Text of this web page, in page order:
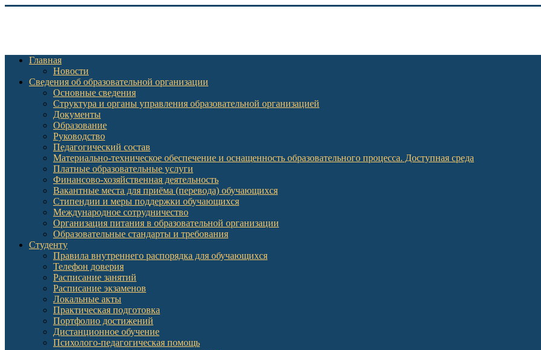
Главная
Новости
Сведения об образовательной организации
Основные сведения
Структура и органы управления образовательной организацией
Документы
Образование
Руководство
Педагогический состав
Материально-техническое обеспечение и оснащенность образовательного процесса. Доступная среда
Платные образовательные услуги
Финансово-хозяйственная деятельность
Вакантные места для приёма (перевода) обучающихся
Стипендии и меры поддержки обучающихся
Международное сотрудничество
Организация питания в образовательной организации
Образовательные стандарты и требования
Студенту
Правила внутреннего распорядка для обучающихся
Телефон доверия
Расписание занятий
Расписание экзаменов
Локальные акты
Практическая подготовка
Портфолио достижений
Дистанционное обучение
Психолого-педагогическая помощь